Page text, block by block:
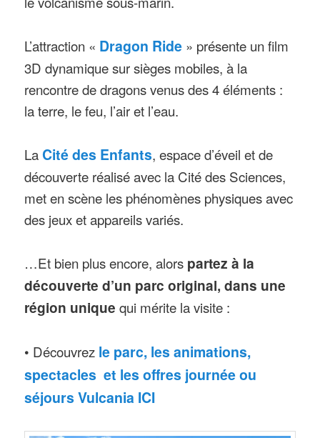
L’attraction « Dragon Ride » présente un film
3D dynamique sur sièges mobiles, à la
rencontre de dragons venus des 4 éléments :
la terre, le feu, l’air et l’eau.
LaCité des Enfants, espace d’éveil et de
découverte réalisé avec la Cité des Sciences,
met en scène les phénomènes physiques avec
des jeux et appareils variés.
…Et bien plus encore, alors partez à la
découverte d’un parc original, dans une
région unique qui mérite la visite :
• Découvrez le parc, les animations,
spectacles et les offres journée ou
séjours Vulcania ICI